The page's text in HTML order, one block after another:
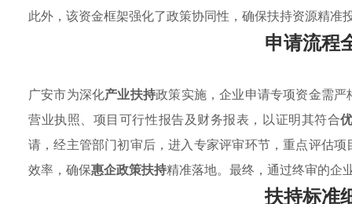
此外，该资金框架强化了政策协同性，确保扶持资源精准
申请流程
广安市为深化产业扶持政策实施，企业申请专项资金需
营业执照、项目可行性报告及财务报表，以证明其符合
请，经主管部门初审后，进入专家评审环节，重点评估
效率，确保惠企政策扶持精准落地。最终，通过终审的企
扶持标准